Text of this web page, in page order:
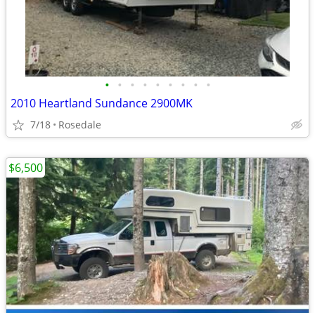
• • • • • • • • •
2010 Heartland Sundance 2900MK
7/18 Rosedale
$6,500